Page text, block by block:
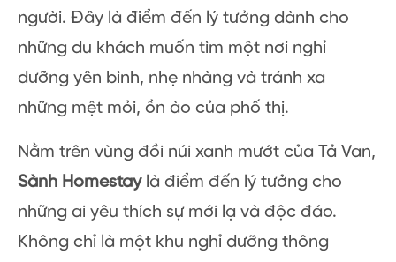
người. Đây là điểm đến lý tưởng dành cho
những du khách muốn tìm một nơi nghỉ
dưỡng yên bình, nhẹ nhàng và tránh xa
những mệt mỏi, ồn ào của phố thị.
Nằm trên vùng đồi núi xanh mướt của Tả Van,
Sành Homestaylà điểm đến lý tưởng cho
những ai yêu thích sự mới lạ và độc đáo.
Không chỉ là một khu nghỉ dưỡng thông